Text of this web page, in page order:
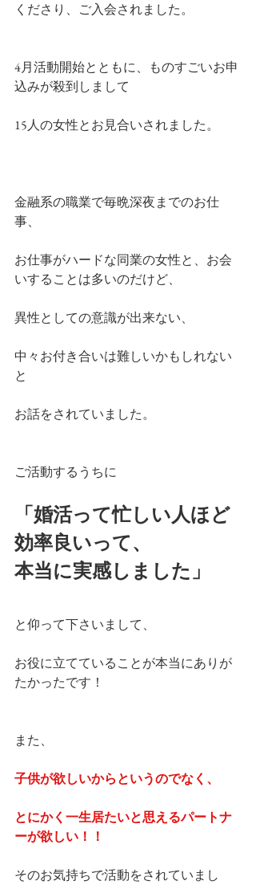
くださり、ご入会されました。
4月活動開始とともに、ものすごいお申
込みが殺到しまして
15人の女性とお見合いされました。
金融系の職業で毎晩深夜までのお仕
事、
お仕事がハードな同業の女性と、お会
いすることは多いのだけど、
異性としての意識が出来ない、
中々お付き合いは難しいかもしれない
と
お話をされていました。
ご活動するうちに
「婚活って忙しい人ほど
効率良いって、
本当に実感しました」
と仰って下さいまして、
お役に立てていることが本当にありが
たかったです！
また、
子供が欲しいからというのでなく、
とにかく一生居たいと思えるパートナ
ーが欲しい！！
そのお気持ちで活動をされていまし